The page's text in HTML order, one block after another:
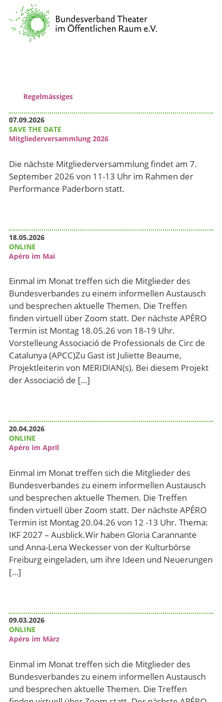
Verband
Vernetzung & Kommunikation
Regelmässiges
07.09.2026
SAVE THE DATE
Mitgliederversammlung 2026
Die nächste Mitgliederversammlung findet am 7.
September 2026 von 11-13 Uhr im Rahmen der
Performance Paderborn statt.
18.05.2026
ONLINE
Apéro im Mai
Einmal im Monat treffen sich die Mitglieder des
Bundesverbandes zu einem informellen Austausch
und besprechen aktuelle Themen. Die Treffen
finden virtuell über Zoom statt. Der nächste APÉRO
Termin ist Montag 18.05.26 von 18-19 Uhr.
Vorstelleung Associació de Professionals de Circ de
Catalunya (APCC)Zu Gast ist Juliette Beaume,
Projektleiterin von MERIDIAN(s). Bei diesem Projekt
der Associació de […]
20.04.2026
ONLINE
Apéro im April
Einmal im Monat treffen sich die Mitglieder des
Bundesverbandes zu einem informellen Austausch
und besprechen aktuelle Themen. Die Treffen
finden virtuell über Zoom statt. Der nächste APÉRO
Termin ist Montag 20.04.26 von 12 -13 Uhr. Thema:
IKF 2027 – Ausblick.Wir haben Gloria Carannante
und Anna-Lena Weckesser von der Kulturbörse
Freiburg eingeladen, um ihre Ideen und Neuerungen
[…]
09.03.2026
ONLINE
Apéro im März
Einmal im Monat treffen sich die Mitglieder des
Bundesverbandes zu einem informellen Austausch
und besprechen aktuelle Themen. Die Treffen